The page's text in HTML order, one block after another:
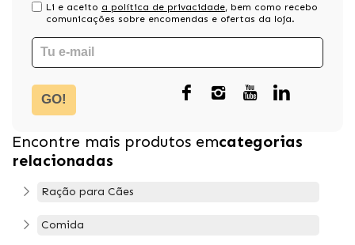
Li e aceito a política de privacidade, bem como recebo
comunicações sobre encomendas e ofertas da loja.
GO!
Encontre mais produtos emcategorias
relacionadas
Ração para Cães
Comida